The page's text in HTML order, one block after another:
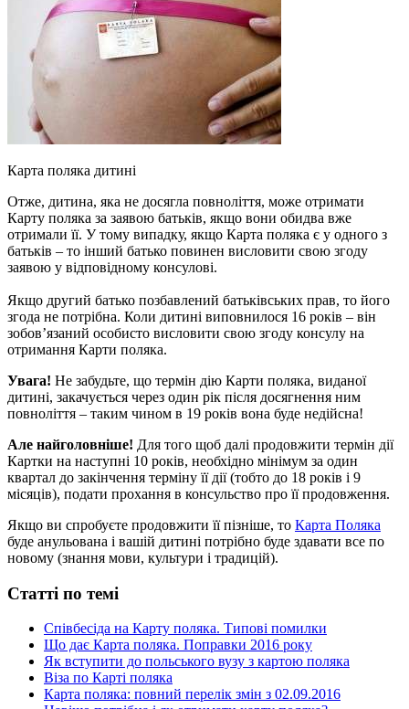
Карта поляка дитині
Отже, дитина, яка не досягла повноліття, може отримати
Карту поляка за заявою батьків, якщо вони обидва вже
отримали її. У тому випадку, якщо Карта поляка є у одного з
батьків – то інший батько повинен висловити свою згоду
заявою у відповідному консулові.
Якщо другий батько позбавлений батьківських прав, то його
згода не потрібна. Коли дитині виповнилося 16 років – він
зобов’язаний особисто висловити свою згоду консулу на
отримання Карти поляка.
Увага! Не забудьте, що термін дію Карти поляка, виданої
дитині, закачується через один рік після досягнення ним
повноліття – таким чином в 19 років вона буде недійсна!
Але найголовніше! Для того щоб далі продовжити термін дії
Картки на наступні 10 років, необхідно мінімум за один
квартал до закінчення терміну її дії (тобто до 18 років і 9
місяців), подати прохання в консульство про її продовження.
Якщо ви спробуєте продовжити її пізніше, то Карта Поляка
буде анульована і вашій дитині потрібно буде здавати все по
новому (знання мови, культури і традицій).
Статті по темі
Співбесіда на Карту поляка. Типові помилки
Що дає Карта поляка. Поправки 2016 року
Як вступити до польського вузу з картою поляка
Віза по Карті поляка
Карта поляка: повний перелік змін з 02.09.2016